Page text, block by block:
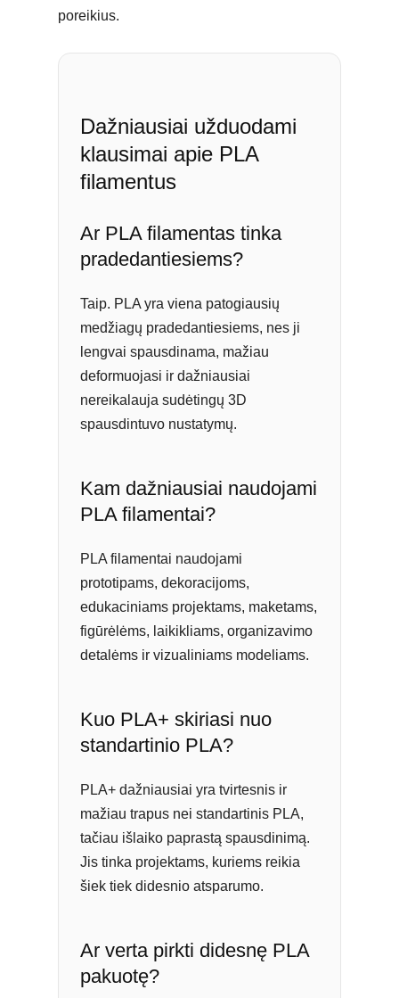
poreikius.
Dažniausiai užduodami
klausimai apie PLA
filamentus
Ar PLA filamentas tinka
pradedantiesiems?
Taip. PLA yra viena patogiausių
medžiagų pradedantiesiems, nes ji
lengvai spausdinama, mažiau
deformuojasi ir dažniausiai
nereikalauja sudėtingų 3D
spausdintuvo nustatymų.
Kam dažniausiai naudojami
PLA filamentai?
PLA filamentai naudojami
prototipams, dekoracijoms,
edukaciniams projektams, maketams,
figūrėlėms, laikikliams, organizavimo
detalėms ir vizualiniams modeliams.
Kuo PLA+ skiriasi nuo
standartinio PLA?
PLA+ dažniausiai yra tvirtesnis ir
mažiau trapus nei standartinis PLA,
tačiau išlaiko paprastą spausdinimą.
Jis tinka projektams, kuriems reikia
šiek tiek didesnio atsparumo.
Ar verta pirkti didesnę PLA
pakuotę?